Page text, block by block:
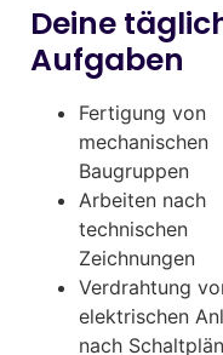
Deine
Aufgaben
Fertigung von
mechanischen
Baugruppen
Arbeiten nach
technischen
Zeichnungen
Verdrahtung
elektrischen
nach